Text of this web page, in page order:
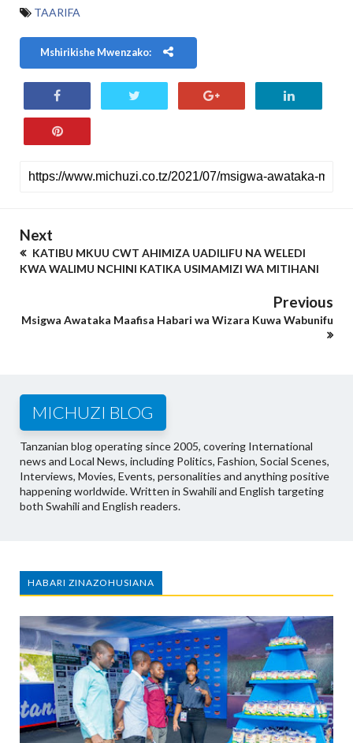
TAARIFA
Mshirikishe Mwenzako:
Next
KATIBU MKUU CWT AHIMIZA UADILIFU NA WELEDI
KWA WALIMU NCHINI KATIKA USIMAMIZI WA MITIHANI
Previous
Msigwa Awataka Maafisa Habari wa Wizara Kuwa Wabunifu
MICHUZI BLOG
Tanzanian blog operating since 2005, covering International
news and Local News, including Politics, Fashion, Social Scenes,
Interviews, Movies, Events, personalities and anything positive
happening worldwide. Written in Swahili and English targeting
both Swahili and English readers.
HABARI ZINAZOHUSIANA